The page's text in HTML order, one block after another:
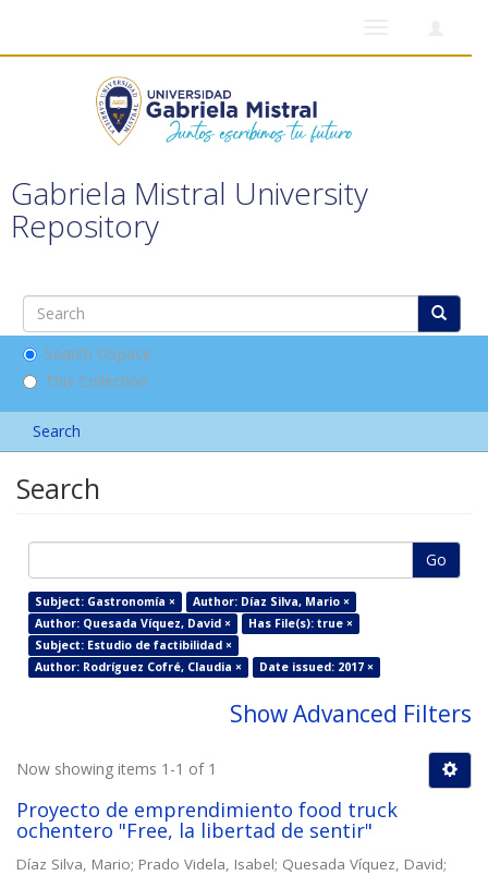
Gabriela Mistral University
Repository
Search DSpace
This Collection
Search
Search
Go
Subject: Gastronomía ×
Author: Díaz Silva, Mario ×
Author: Quesada Víquez, David ×
Has File(s): true ×
Subject: Estudio de factibilidad ×
Author: Rodríguez Cofré, Claudia ×
Date issued: 2017 ×
Show Advanced Filters
Now showing items 1-1 of 1
Proyecto de emprendimiento food truck
ochentero "Free, la libertad de sentir"
Díaz Silva, Mario; Prado Videla, Isabel; Quesada Víquez, David;